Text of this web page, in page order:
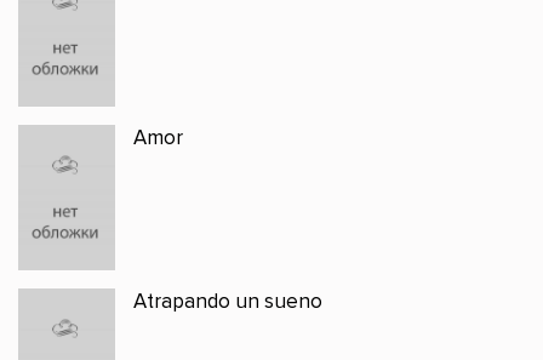
Amor
Atrapando un sueno